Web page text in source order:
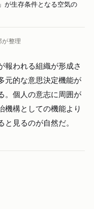
が生存条件となる空気の
が整理
報われる組織が形成さ
元的な意思決定機能が
。個人の意志に周囲が
機構としての機能より
見るのが自然だ。